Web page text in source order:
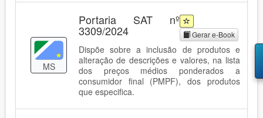
MS
Portaria SAT nº
3309/2024 Gerar e-Book
Dispõe sobre a inclusão de produtos e
alteração de descrições e valores, na lista
dos preços médios ponderados a
consumidor final (PMPF), dos produtos
que especifica.